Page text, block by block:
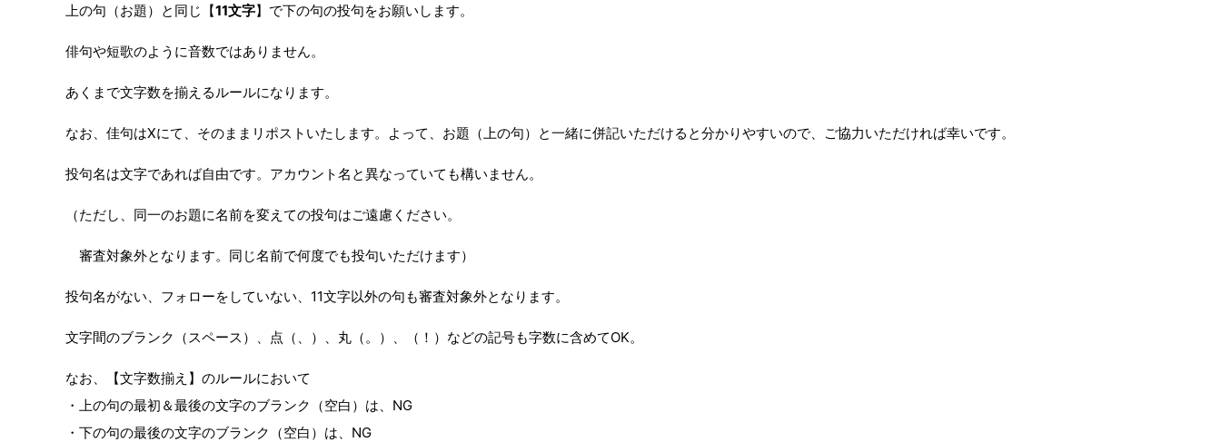
上の句（お題）と同じ【11文字】で下の句の投句をお願いします。
俳句や短歌のように音数ではありません。
あくまで文字数を揃えるルールになります。
なお、佳句はXにて、そのままリポストいたします。よって、お題（上の句）と一緒に併記いただけると分かりやすいので、ご協力いただければ幸いです。
投句名は文字であれば自由です。アカウント名と異なっていても構いません。
（ただし、同一のお題に名前を変えての投句はご遠慮ください。
審査対象外となります。同じ名前で何度でも投句いただけます）
投句名がない、フォローをしていない、11文字以外の句も審査対象外となります。
文字間のブランク（スペース）、点（、）、丸（。）、（！）などの記号も字数に含めてOK。
なお、【文字数揃え】のルールにおいて
・上の句の最初＆最後の文字のブランク（空白）は、NG
・下の句の最後の文字のブランク（空白）は、NG